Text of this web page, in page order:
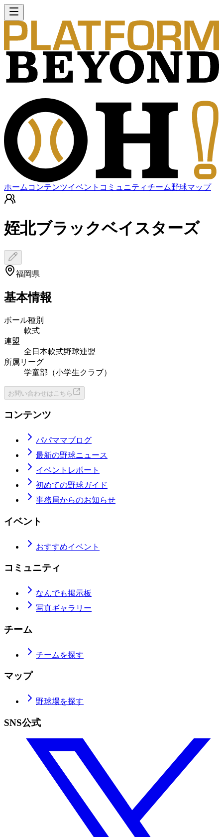
ホーム コンテンツイベント コミュニティチーム野球マップ
姪北ブラックベイスターズ
福岡県
基本情報
ボール種別
軟式
連盟
全日本軟式野球連盟
所属リーグ
学童部（小学生クラブ）
お問い合わせはこちら
コンテンツ
パパママブログ
最新の野球ニュース
イベントレポート
初めての野球ガイド
事務局からのお知らせ
イベント
おすすめイベント
コミュニティ
なんでも掲示板
写真ギャラリー
チーム
チームを探す
マップ
野球場を探す
SNS公式